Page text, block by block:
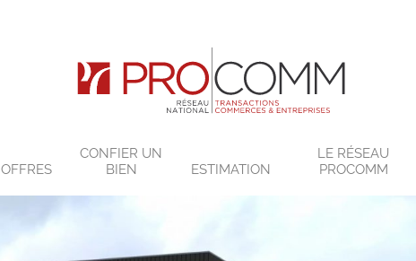
OFFRES
CONFIER UN
BIEN
ESTIMATION
LE RÉSEAU
PROCOMM